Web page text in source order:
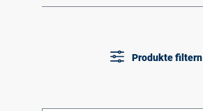
Produkte filtern